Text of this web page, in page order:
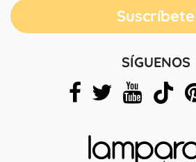
SÍGUENOS